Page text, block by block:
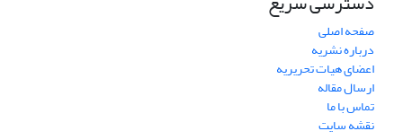
صفحه اصلی
درباره نشریه
اعضای هیات تحریریه
ارسال مقاله
تماس با ما
نقشه سایت